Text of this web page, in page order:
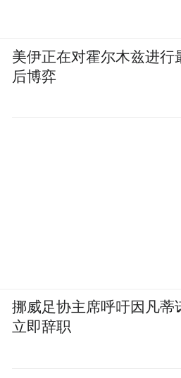
美伊正在对霍尔木兹进行
后博弈
挪威足协主席呼吁因凡蒂
立即辞职